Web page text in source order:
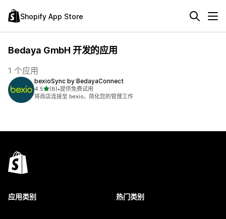
Shopify App Store
Bedaya GmbH 开发的应用
1 个应用
bexioSync by BedayaConnect
4.5星（满分 5 星）
(8)
总共 8 条评论
•提供免费试用
将商店连接至 bexio，简化您的管理工作
应用类别 热门类别